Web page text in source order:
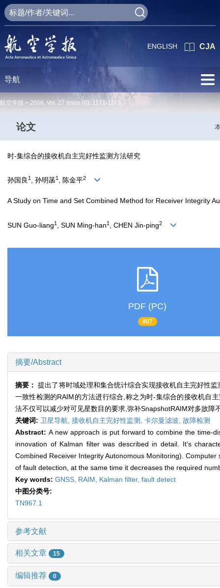
CJA
ENGLISH
导航
航空学报 > 2006, Vol. 27 Issue (6): 1171-1175
论文
时-集综合的接收机自主完好性监测方法研究
孙国良 1 , 孙明菡1 , 陈金平2
A Study on Time and Set Combined Method for Receiver Integrity
SUN Guo-liang1 , SUN Ming-han1 , CHEN Jin-ping2
PDF (PC)
807
摘要/Abstract
摘要：提出了将时域处理和集合统计综合实现接收机自主完好性
一致性检测的RAIM的方法进行综合,称之为时-集综合的接收机自
法不仅可以减少对可见星数目的要求,弥补SnapshotRAIM对多故障
关键词: 卫星导航, 接收机自主完好性监测, 卡尔曼滤波, 故障检测
Abstract: A new approach is put forward to combine the time-
innovation of Kalman filter was described in detail. It’s
Combined Receiver Integrity Autonomous Monitoring).
of fault detection, at the same time it decreases the required
Key words: GNSS, RAIM, Kalman filter, fault detect
中图分类号:
TN967.1
参考文献
相关文章 15
编辑推荐 0